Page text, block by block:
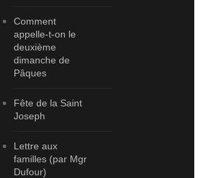
Comment
appelle-t-on le
deuxième
dimanche de
Pâques
Fête de la Saint
Joseph
Lettre aux
familles (par Mgr
Dufour)